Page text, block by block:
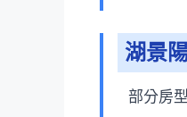
湖景
部分房